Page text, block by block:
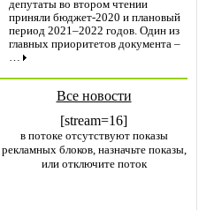
депутаты во втором чтении
приняли бюджет-2020 и плановый
период 2021–2022 годов. Один из
главных приоритетов документа –
…
Все новости
[stream=16]
в потоке отсутствуют показы
рекламных блоков, назначьте показы,
или отключите поток